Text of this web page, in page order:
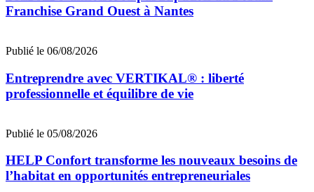
Franchise Grand Ouest à Nantes
Publié le 06/08/2026
Entreprendre avec VERTIKAL® : liberté
professionnelle et équilibre de vie
Publié le 05/08/2026
HELP Confort transforme les nouveaux besoins de
l’habitat en opportunités entrepreneuriales